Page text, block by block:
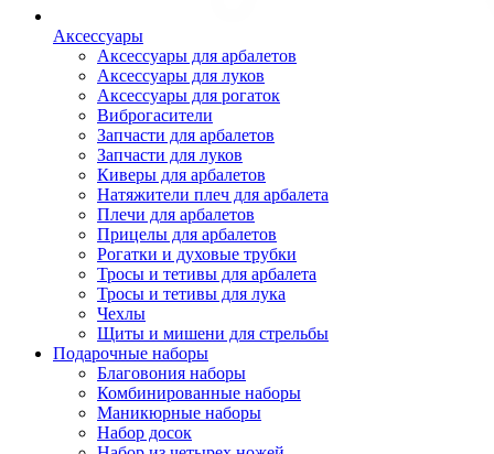
Аксессуары
Аксессуары для арбалетов
Аксессуары для луков
Аксессуары для рогаток
Виброгасители
Запчасти для арбалетов
Запчасти для луков
Киверы для арбалетов
Натяжители плеч для арбалета
Плечи для арбалетов
Прицелы для арбалетов
Рогатки и духовые трубки
Тросы и тетивы для арбалета
Тросы и тетивы для лука
Чехлы
Щиты и мишени для стрельбы
Подарочные наборы
Благовония наборы
Комбинированные наборы
Маникюрные наборы
Набор досок